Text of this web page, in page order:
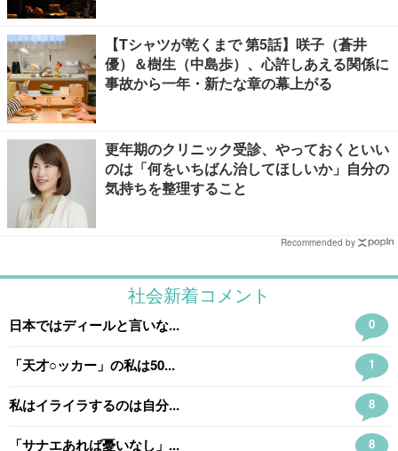
【Tシャツが乾くまで 第5話】咲子（蒼井
優）＆樹生（中島歩）、心許しあえる関係に
事故から一年・新たな章の幕上がる
更年期のクリニック受診、やっておくといい
のは「何をいちばん治してほしいか」自分の
気持ちを整理すること
Recommended by